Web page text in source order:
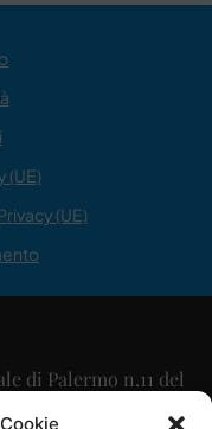
(UE)
(UE)
di Palermo n.11 del